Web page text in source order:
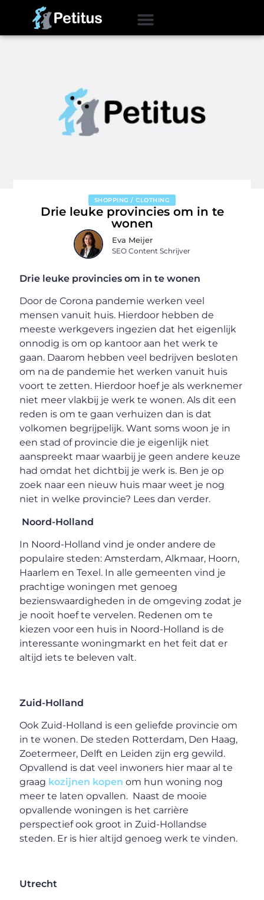
SHOPPING / CLOTHING
Drie leuke provincies om in te
wonen
Eva Meijer
SEO Content Schrijver
Drie leuke provincies om in te wonen
Door de Corona pandemie werken veel
mensen vanuit huis. Hierdoor hebben de
meeste werkgevers ingezien dat het eigenlijk
onnodig is om op kantoor aan het werk te
gaan. Daarom hebben veel bedrijven besloten
om na de pandemie het werken vanuit huis
voort te zetten. Hierdoor hoef je als werknemer
niet meer vlakbij je werk te wonen. Als dit een
reden is om te gaan verhuizen dan is dat
volkomen begrijpelijk. Want soms woon je in
een stad of provincie die je eigenlijk niet
aanspreekt maar waarbij je geen andere keuze
had omdat het dichtbij je werk is. Ben je op
zoek naar een nieuw huis maar weet je nog
niet in welke provincie? Lees dan verder.
Noord-Holland
In Noord-Holland vind je onder andere de
populaire steden: Amsterdam, Alkmaar, Hoorn,
Haarlem en Texel. In alle gemeenten vind je
prachtige woningen met genoeg
bezienswaardigheden in de omgeving zodat je
je nooit hoef te vervelen. Redenen om te
kiezen voor een huis in Noord-Holland is de
interessante woningmarkt en het feit dat er
altijd iets te beleven valt.
Zuid-Holland
Ook Zuid-Holland is een geliefde provincie om
in te wonen. De steden Rotterdam, Den Haag,
Zoetermeer, Delft en Leiden zijn erg gewild.
Opvallend is dat veel inwoners hier maar al te
graag kozijnen kopen om hun woning nog
meer te laten opvallen. Naast de mooie
opvallende woningen is het carrière
perspectief ook groot in Zuid-Hollandse
steden. Er is hier altijd genoeg werk te vinden.
Utrecht